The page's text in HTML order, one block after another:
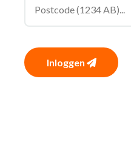
Inloggen